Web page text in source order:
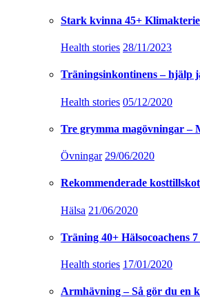
Stark kvinna 45+
Health stories 28/11/2023
Träningsinkontinens – hjälp
Health stories 05/12/2020
Tre grymma magövningar –
Övningar 29/06/2020
Rekommenderade
Hälsa 21/06/2020
Träning 40+ Hälsocoachens
Health stories 17/01/2020
Armhävning – Så gör du en